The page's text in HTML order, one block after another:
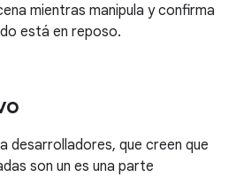
mientras manipula y confirma
está en reposo.
desarrolladores, que creen que
son un es una parte